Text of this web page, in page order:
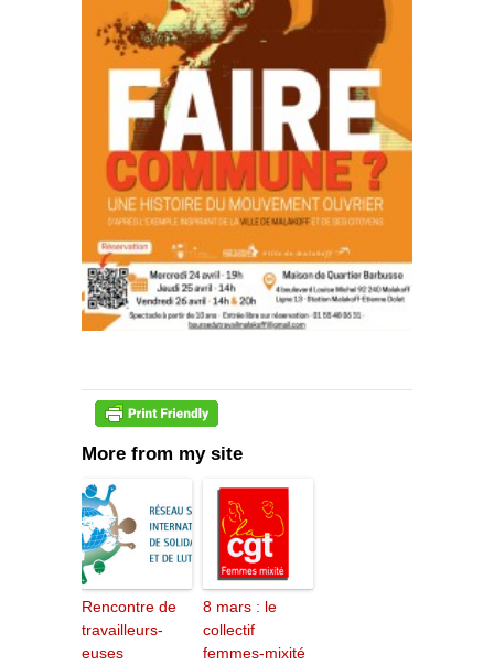
More from my site
Rencontre de
travailleurs-
euses
8 mars : le
collectif
femmes-mixité